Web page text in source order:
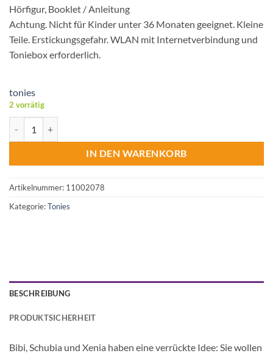
Hörfigur, Booklet / Anleitung
Achtung. Nicht für Kinder unter 36 Monaten geeignet. Kleine
Teile. Erstickungsgefahr. WLAN mit Internetverbindung und
Toniebox erforderlich.
tonies
2 vorrätig
IN DEN WARENKORB
Artikelnummer: 11002078
Kategorie:Tonies
BESCHREIBUNG
PRODUKTSICHERHEIT
Bibi, Schubia und Xenia haben eine verrückte Idee: Sie wollen